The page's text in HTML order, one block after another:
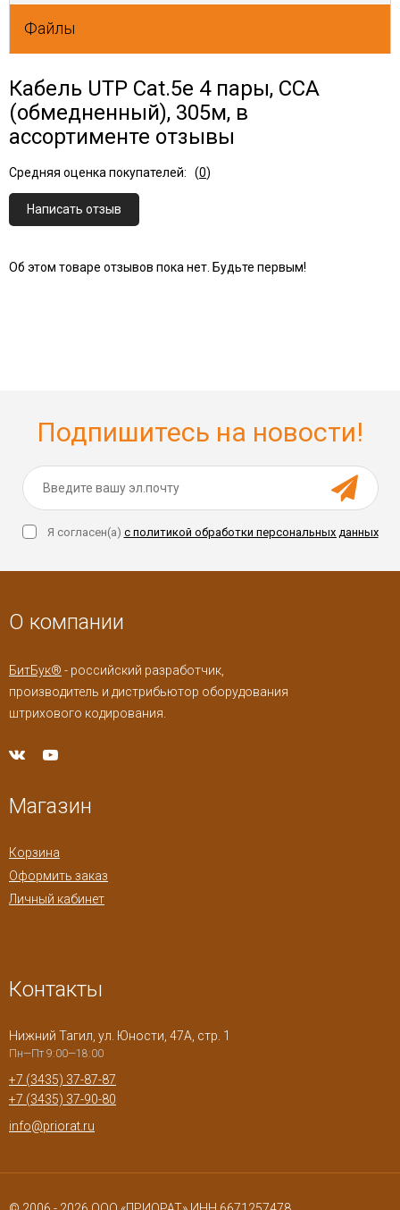
Файлы
Кабель UTP Cat.5e 4 пары, CCA
(обмедненный), 305м, в
ассортименте отзывы
Средняя оценка покупателей: (0)
Написать отзыв
Об этом товаре отзывов пока нет. Будьте первым!
Подпишитесь на новости!
Я согласен(a) с политикой обработки персональных данных
О компании
БитБук® - российский разработчик,
производитель и дистрибьютор оборудования
штрихового кодирования.
Магазин
Корзина
Оформить заказ
Личный кабинет
Контакты
Нижний Тагил, ул. Юности, 47А, стр. 1
Пн—Пт 9:00—18:00
+7 (3435) 37-87-87
+7 (3435) 37-90-80
info@priorat.ru